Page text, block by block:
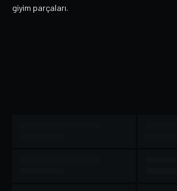
giyim parçaları.